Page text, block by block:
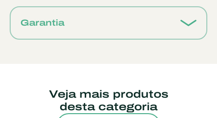
Garantia
Veja mais produtos
desta categoria